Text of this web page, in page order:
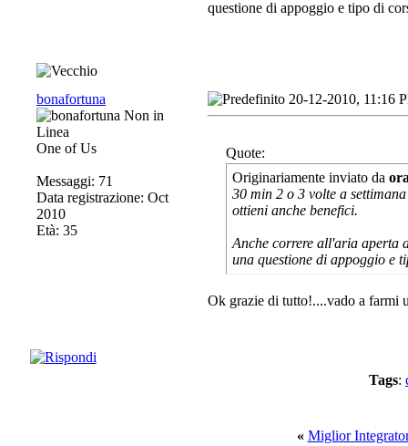
questione di appoggio e tipo di
bonafortuna
One of Us
Messaggi: 71
Data registrazione: Oct
2010
Età: 35
20-12-2010, 11:16
Quote:
Originariamente inviato da
30 min 2 o 3 volte a
ottieni anche benefici.
Anche correre all'aria aperta
una questione di appoggio e
Ok grazie di tutto!....vado a farmi
Tags:
« Miglior